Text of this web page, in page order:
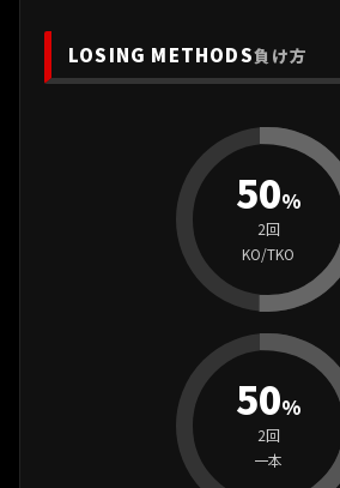
LOSING METHODS負け方
50%
2回
KO/TKO
50%
2回
一本